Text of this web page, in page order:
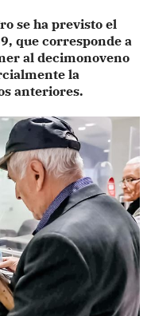
se ha previsto el
que corresponde a
al decimonoveno
la
anteriores.